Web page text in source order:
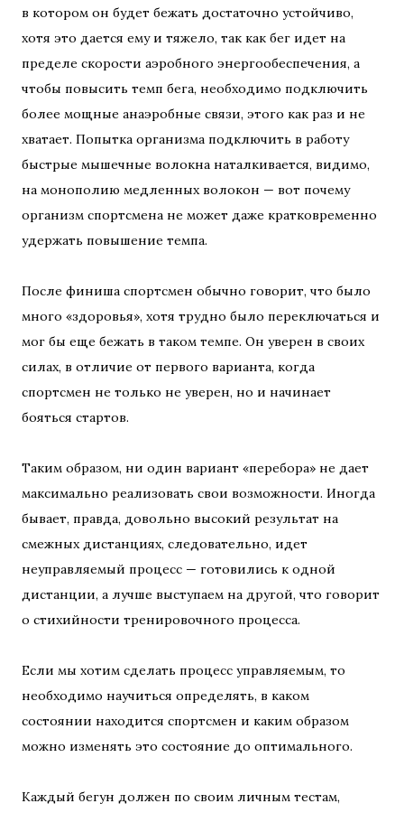
в котором он будет бежать достаточно устойчиво,
хотя это дается ему и тяжело, так как бег идет на
пределе скорости аэробного энергообеспечения, а
чтобы повысить темп бега, необходимо подключить
более мощные анаэробные связи, этого как раз и не
хватает. Попытка организма подключить в работу
быстрые мышечные волокна наталкивается, видимо,
на монополию медленных волокон — вот почему
организм спортсмена не может даже кратковременно
удержать повышение темпа.
После финиша спортсмен обычно говорит, что было
много «здоровья», хотя трудно было переключаться и
мог бы еще бежать в таком темпе. Он уверен в своих
силах, в отличие от первого варианта, когда
спортсмен не только не уверен, но и начинает
бояться стартов.
Таким образом, ни один вариант «перебора» не дает
максимально реализовать свои возможности. Иногда
бывает, правда, довольно высокий результат на
смежных дистанциях, следовательно, идет
неуправляемый процесс — готовились к одной
дистанции, а лучше выступаем на другой, что говорит
о стихийности тренировочного процесса.
Если мы хотим сделать процесс управляемым, то
необходимо научиться определять, в каком
состоянии находится спортсмен и каким образом
можно изменять это состояние до оптимального.
Каждый бегун должен по своим личным тестам,